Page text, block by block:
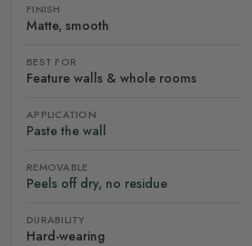
FINISH
Matte, smooth
BEST FOR
Feature walls & whole rooms
APPLICATION
Paste the wall
REMOVABLE
Peels off dry, no residue
DURABILITY
Hard-wearing